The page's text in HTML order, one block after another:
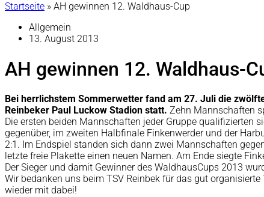
Startseite » AH gewinnen 12. Waldhaus-Cup
Allgemein
13. August 2013
AH gewinnen 12. Waldhaus-
Bei herrlichstem Sommerwetter fand am 27. Juli die
Reinbeker Paul Luckow Stadion statt. Zehn Mannschaften
Die ersten beiden Mannschaften jeder Gruppe qualifizierten
gegenüber, im zweiten Halbfinale Finkenwerder und der
2:1. Im Endspiel standen sich dann zwei Mannschaften
letzte freie Plakette einen neuen Namen. Am Ende siegte
Der Sieger und damit Gewinner des WaldhausCups 2013
Wir bedanken uns beim TSV Reinbek für das gut
wieder mit dabei!